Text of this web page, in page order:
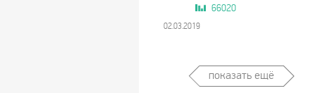
66020
02.03.2019
показать ещё